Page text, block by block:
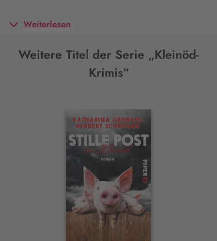
Weiterlesen
Weitere Titel der Serie „Kleinöd-
Krimis“
Interaktives